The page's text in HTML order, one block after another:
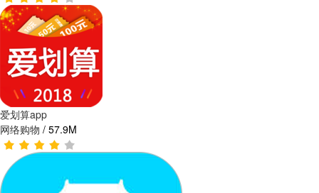
爱划算app
网络购物 / 57.9M